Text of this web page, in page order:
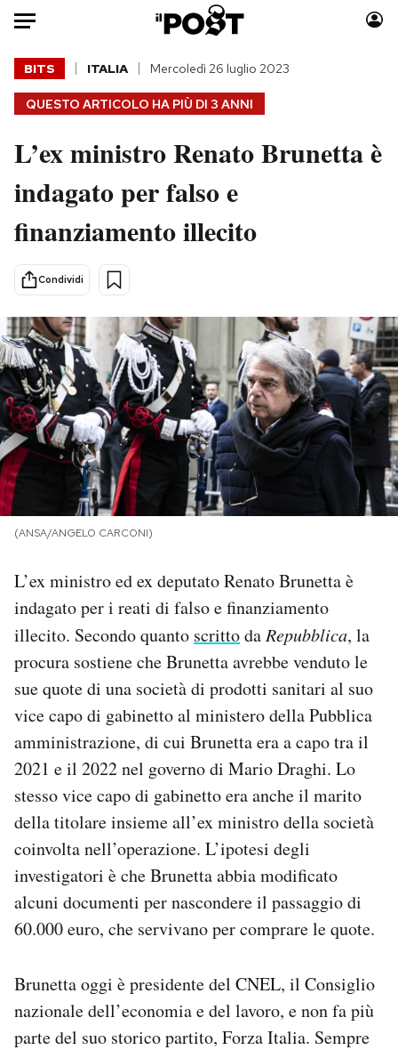
Auto
HOME
Italia
Politica
Tecnologia
Scienza
Economia
Sport
Moda
Consumismi
Storie/Idee
Altrecose
Mondiali calcio 2026
PODCAST
NEWSLETTER
SHOP
CALENDARIO
AREA PERSONALE
Area Personale
Newsletter
Hai bisogno di aiuto?
Esci
QUESTO ARTICOLO HA PIÙ DI 3 ANNI
BITS ITALIA Mercoledì 26 luglio 2023
L’ex ministro Renato Brunetta è
indagato per falso e
finanziamento illecito
Condividi
(ANSA/ANGELO CARCONI)
L’ex ministro ed ex deputato Renato Brunetta è
indagato per i reati di falso e finanziamento
illecito. Secondo quanto scrittoda Repubblica, la
procura sostiene che Brunetta avrebbe venduto le
sue quote di una società di prodotti sanitari al suo
vice capo di gabinetto al ministero della Pubblica
amministrazione, di cui Brunetta era a capo tra il
2021 e il 2022 nel governo di Mario Draghi. Lo
stesso vice capo di gabinetto era anche il marito
della titolare insieme all’ex ministro della società
coinvolta nell’operazione. L’ipotesi degli
investigatori è che Brunetta abbia modificato
alcuni documenti per nascondere il passaggio di
60.000 euro, che servivano per comprare le quote.
Brunetta oggi è presidente del CNEL, il Consiglio
nazionale dell’economia e del lavoro, e non fa più
parte del suo storico partito, Forza Italia. Sempre